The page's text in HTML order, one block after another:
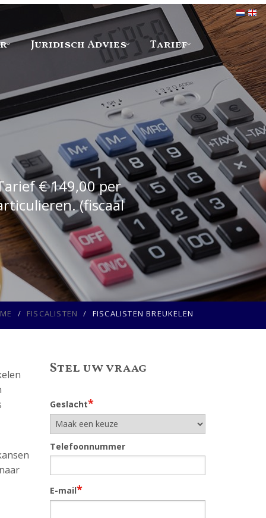
Juridisch Advies Tarief
€ 149,00 per
(fiscaal
FISCALISTEN FISCALISTEN BREUKELEN
Stel uw vraag
Geslacht*
Telefoonnummer
E-mail*